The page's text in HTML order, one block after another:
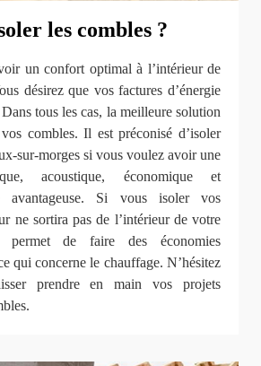
les combles ?
un confort optimal à l’intérieur de
désirez que vos factures d’énergie
tous les cas, la meilleure solution
combles. Il est préconisé d’isoler
sur-morges si vous voulez avoir une
acoustique, économique et
avantageuse. Si vous isoler vos
ne sortira pas de l’intérieur de votre
de faire des économies
qui concerne le chauffage. N’hésitez
prendre en main vos projets